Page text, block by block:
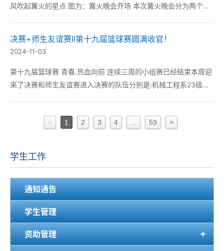
风吹起篝火的星点 图为：篝火晚会开场 本次篝火晚会分为两个会
决赛+师生友谊赛II第十九届篮球赛圆满收官！
2024-11-03
第十九届篮球赛 青春.热血向前 连续三周的小组赛已经结束本周迎
来了决赛和师生友谊赛进入决赛的队伍分别是:机械工程系23级队
赛现场 图为：比赛...
< 1 2 3 4 59 >
学生工作
通知通告
学生管理
资助管理